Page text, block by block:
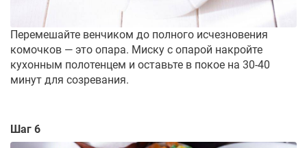
Перемешайте венчиком до полного исчезновения
комочков — это опара. Миску с опарой накройте
кухонным полотенцем и оставьте в покое на 30-40
минут для созревания.
Шаг 6